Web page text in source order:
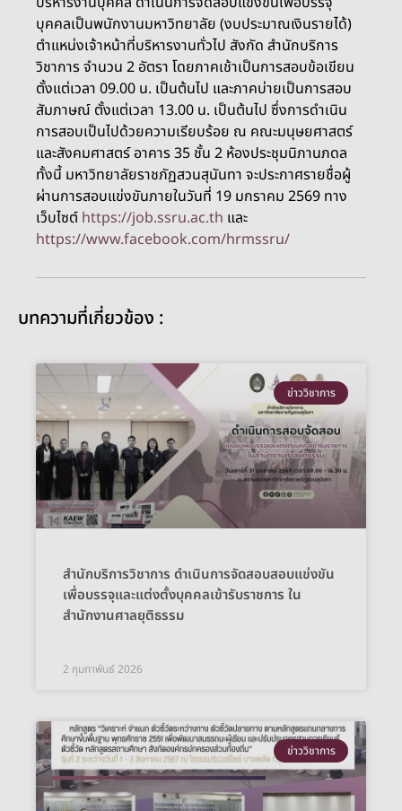
บุคคลเป็นพนักงานมหาวิทยาลัย (งบประมาณเงินรายได้)
ตำแหน่งเจ้าหน้าที่บริหารงานทั่วไป สังกัด สำนักบริการ
วิชาการ จำนวน 2 อัตรา โดยภาคเช้าเป็นการสอบข้อเขียน
ตั้งแต่เวลา 09.00 น. เป็นต้นไป และภาคบ่ายเป็นการสอบ
สัมภาษณ์ ตั้งแต่เวลา 13.00 น. เป็นต้นไป ซึ่งการดำเนิน
การสอบเป็นไปด้วยความเรียบร้อย ณ คณะมนุษยศาสตร์
และสังคมศาสตร์ อาคาร 35 ชั้น 2 ห้องประชุมนิภานภดล
ทั้งนี้ มหาวิทยาลัยราชภัฏสวนสุนันทา จะประกาศรายชื่อผู้
ผ่านการสอบแข่งขันภายในวันที่ 19 มกราคม 2569 ทาง
เว็บไซต์ https://job.ssru.ac.th และ
https://www.facebook.com/hrmssru/
บทความที่เกี่ยวข้อง :
ข่าววิชาการ
สำนักบริการวิชาการ ดำเนินการจัดสอบสอบแข่งขัน
เพื่อบรรจุและแต่งตั้งบุคคลเข้ารับราชการ ใน
สำนักงานศาลยุติธรรม
2 กุมภาพันธ์ 2026
ข่าววิชาการ